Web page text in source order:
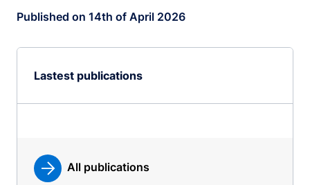
Published on 14th of April 2026
Lastest publications
All publications